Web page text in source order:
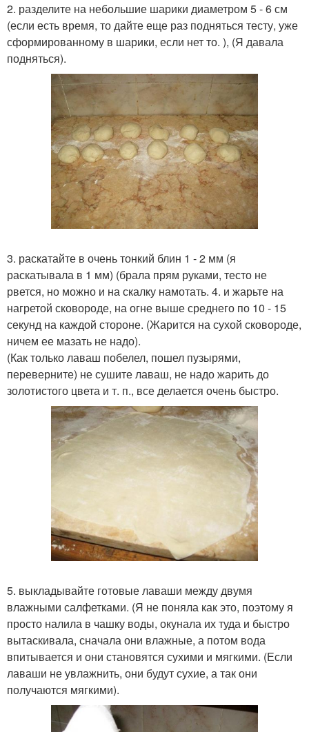
2. разделите на небольшие шарики диаметром 5 - 6 см
(если есть время, то дайте еще раз подняться тесту, уже
сформированному в шарики, если нет то. ), (Я давала
подняться).
3. раскатайте в очень тонкий блин 1 - 2 мм (я
раскатывала в 1 мм) (брала прям руками, тесто не
рвется, но можно и на скалку намотать. 4. и жарьте на
нагретой сковороде, на огне выше среднего по 10 - 15
секунд на каждой стороне. (Жарится на сухой сковороде,
ничем ее мазать не надо).
(Как только лаваш побелел, пошел пузырями,
переверните) не сушите лаваш, не надо жарить до
золотистого цвета и т. п., все делается очень быстро.
5. выкладывайте готовые лаваши между двумя
влажными салфетками. (Я не поняла как это, поэтому я
просто налила в чашку воды, окунала их туда и быстро
вытаскивала, сначала они влажные, а потом вода
впитывается и они становятся сухими и мягкими. (Если
лаваши не увлажнить, они будут сухие, а так они
получаются мягкими).